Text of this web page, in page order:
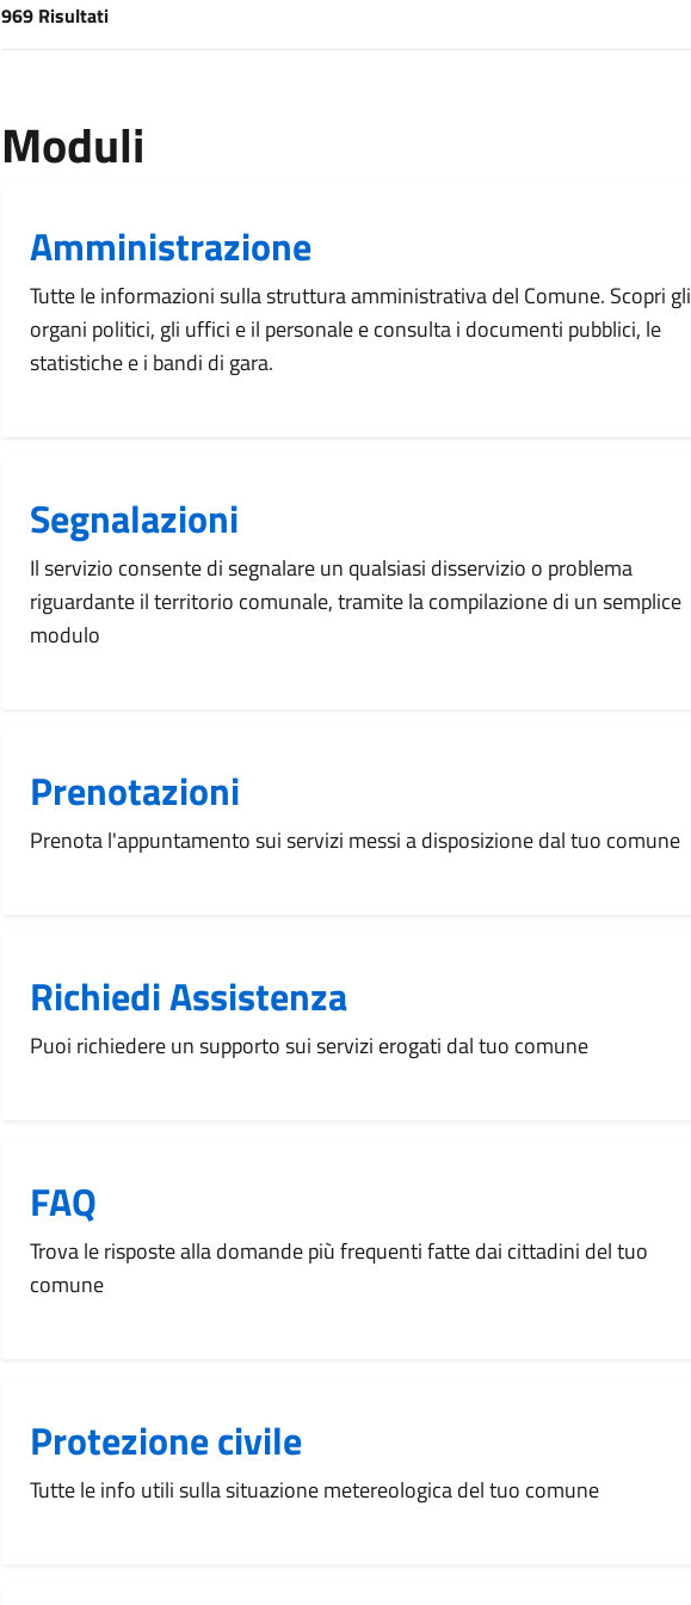
[results] Risultati
969 Risultati
Moduli
Amministrazione
Tutte le informazioni sulla struttura amministrativa del Comune. Scopri gli
organi politici, gli uffici e il personale e consulta i documenti pubblici, le
statistiche e i bandi di gara.
Segnalazioni
Il servizio consente di segnalare un qualsiasi disservizio o problema
riguardante il territorio comunale, tramite la compilazione di un semplice
modulo
Prenotazioni
Prenota l'appuntamento sui servizi messi a disposizione dal tuo comune
Richiedi Assistenza
Puoi richiedere un supporto sui servizi erogati dal tuo comune
FAQ
Trova le risposte alla domande più frequenti fatte dai cittadini del tuo
comune
Protezione civile
Tutte le info utili sulla situazione metereologica del tuo comune